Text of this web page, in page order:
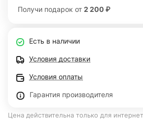
Получи подарок от 2 200 ₽
Есть в наличии
Условия доставки
Условия оплаты
Гарантия производителя
Цена действительна только для